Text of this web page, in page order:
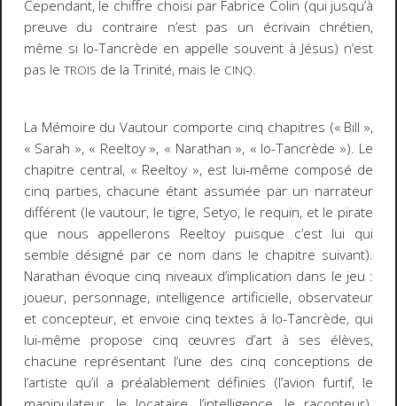
Cependant, le chiffre choisi par Fabrice Colin (qui jusqu’à
preuve du contraire n’est pas un écrivain chrétien,
même si Io-Tancrède en appelle souvent à Jésus) n’est
pas le TROIS de la Trinité, mais le CINQ.
La Mémoire du Vautour comporte cinq chapitres (« Bill »,
« Sarah », « Reeltoy », « Narathan », « Io-Tancrède »). Le
chapitre central, « Reeltoy », est lui-même composé de
cinq parties, chacune étant assumée par un narrateur
différent (le vautour, le tigre, Setyo, le requin, et le pirate
que nous appellerons Reeltoy puisque c’est lui qui
semble désigné par ce nom dans le chapitre suivant).
Narathan évoque cinq niveaux d’implication dans le jeu :
joueur, personnage, intelligence artificielle, observateur
et concepteur, et envoie cinq textes à Io-Tancrède, qui
lui-même propose cinq œuvres d’art à ses élèves,
chacune représentant l’une des cinq conceptions de
l’artiste qu’il a préalablement définies (l’avion furtif, le